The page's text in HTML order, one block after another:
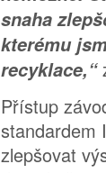
snaha
kterému
recyklace,“
Přístup
standardem
zlepšovat